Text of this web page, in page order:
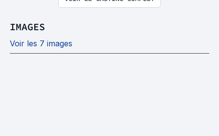
IMAGES
Voir les 7 images